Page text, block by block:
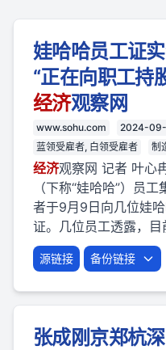
娃哈哈员工证
“正在向职工持
经济观察网
www.sohu.com 2024-
蓝领受雇者, 白领受雇者
制
经济观察网 记者 叶心
（下称“娃哈哈”）员工
者于9月9日向几位娃
证。几位员工透露，目
源链接 备份链接
张成刚京郑杭